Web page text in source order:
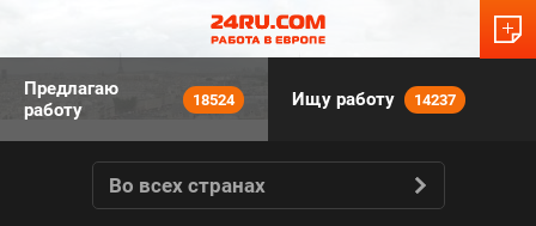
Предлагаю
работу
18524 Ищу работу 14237
Во всех странах